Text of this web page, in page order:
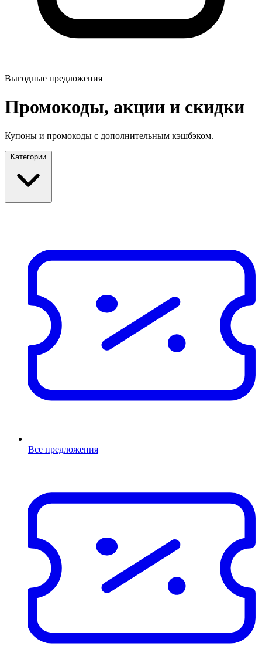
Выгодные предложения
Промокоды, акции и скидки
Купоны и промокоды с дополнительным кэшбэком.
Категории
Все предложения